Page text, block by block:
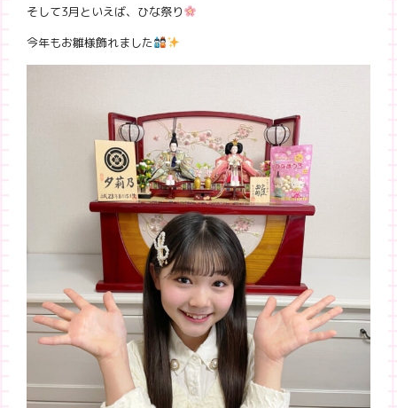
そして3月といえば、ひな祭り
今年もお雛様飾れました